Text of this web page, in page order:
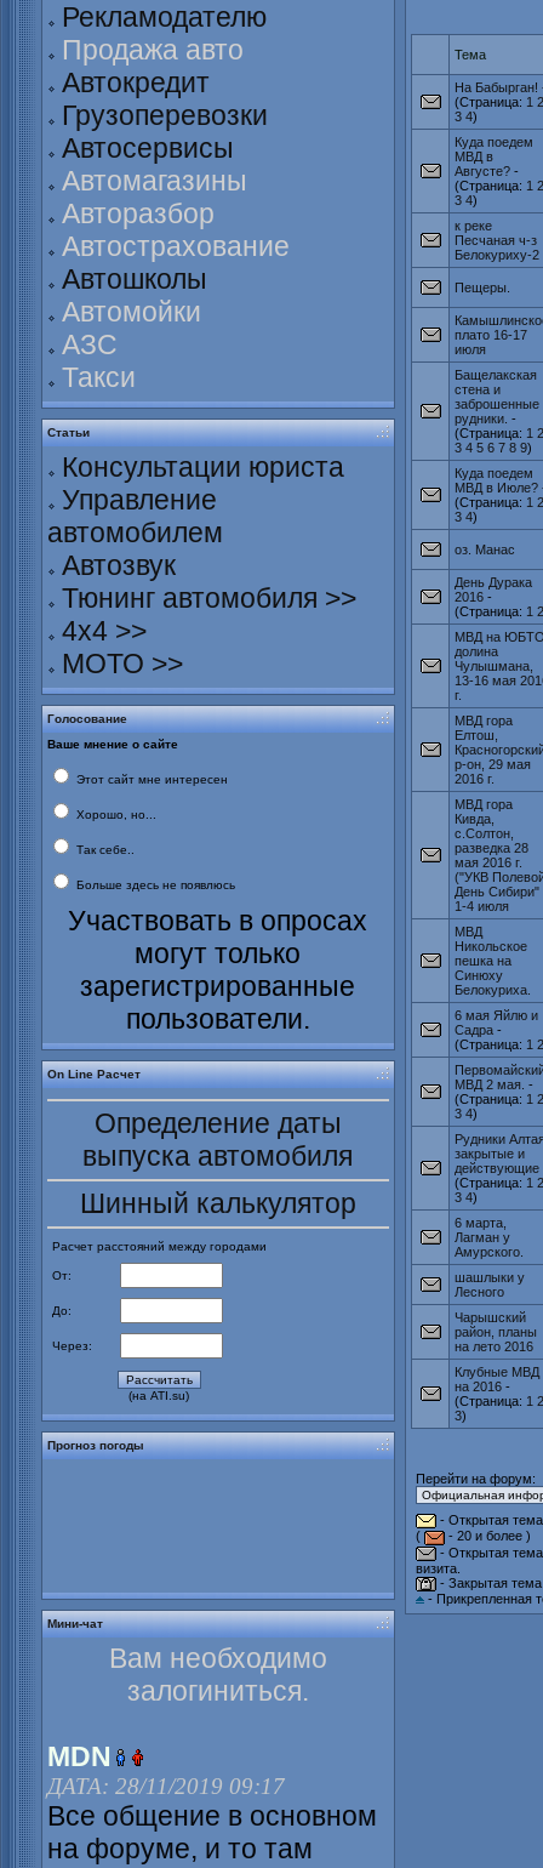
Рекламодателю
Продажа авто
Автокредит
Грузоперевозки
Автосервисы
Автомагазины
Авторазбор
Автострахование
Автошколы
Автомойки
АЗС
Такси
Статьи
Консультации юриста
Управление
автомобилем
Автозвук
Тюнинг автомобиля >>
4х4 >>
МОТО >>
Голосование
Ваше мнение о сайте
Этот сайт мне интересен
Хорошо, но...
Так себе..
Больше здесь не появлюсь
Участвовать в опросах
могут только
зарегистрированные
пользователи.
On Line Расчет
Определение даты
выпуска автомобиля
Шинный калькулятор
Расчет расстояний между городами
От:
До:
Через:
(на ATI.su)
Прогноз погоды
Мини-чат
Вам необходимо
залогиниться.
MDN
ДАТА: 28/11/2019 09:17
Все общение в основном
на форуме, и то там
Тема
На Бабырган!
(Страница: 1 2
3 4)
Куда поедем
МВД в
Августе? -
(Страница: 1 2
3 4)
к реке
Песчаная ч-з
Белокуриху-2
Пещеры.
плато 16-17
июля
Бащелакская
стена и
заброшенные
рудники. -
(Страница: 1 2
3 4 5 6 7 8 9)
Куда поедем
МВД в Июле?
(Страница: 1 2
3 4)
оз. Манас
День Дурака
2016 -
(Страница: 1 2
МВД на
долина
Чулышмана,
13-16 мая
г.
МВД гора
Елтош,
р-он, 29 мая
2016 г.
МВД гора
Кивда,
с.Солтон,
разведка 28
мая 2016 г.
("УКВ
День Сибири"
1-4 июля
МВД
Никольское
пешка на
Синюху
Белокуриха.
6 мая Яйлю и
Садра -
(Страница: 1 2
МВД 2 мая. -
(Страница: 1 2
3 4)
Рудники
закрытые и
действующие
(Страница: 1 2
3 4)
6 марта,
Лагман у
Амурского.
шашлыки у
Лесного
Чарышский
район, планы
на лето 2016
Клубные МВД
на 2016 -
(Страница: 1 2
3)
Перейти на форум:
- Открытая
(
- 20 и более )
- Открытая
визита.
- Закрытая
- Прикрепленная